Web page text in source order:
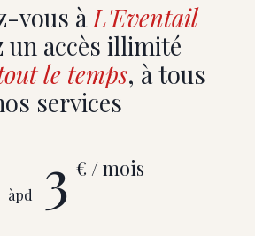
vous àL'Eventail
un accès illimité
le temps, à tous
services
àpd 3 € / mois